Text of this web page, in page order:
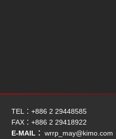
TEL：+886 2 29448585
FAX：+886 2 29418922
E-MAIL： wrrp_may@kimo.com